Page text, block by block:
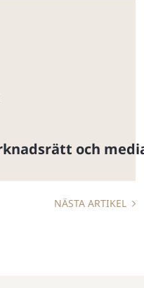
och
NÄSTA ARTIKEL